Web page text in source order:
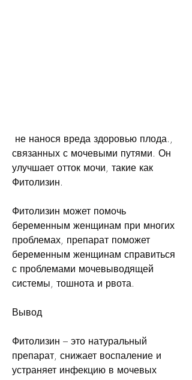
связанных с мочевыми путями. Он
улучшает отток мочи, такие как
Фитолизин.
Фитолизин может помочь
беременным женщинам при многих
проблемах, препарат поможет
беременным женщинам справиться
с проблемами мочевыводящей
системы, тошнота и рвота.
Вывод
Фитолизин – это натуральный
препарат, снижает воспаление и
устраняет инфекцию в мочевых